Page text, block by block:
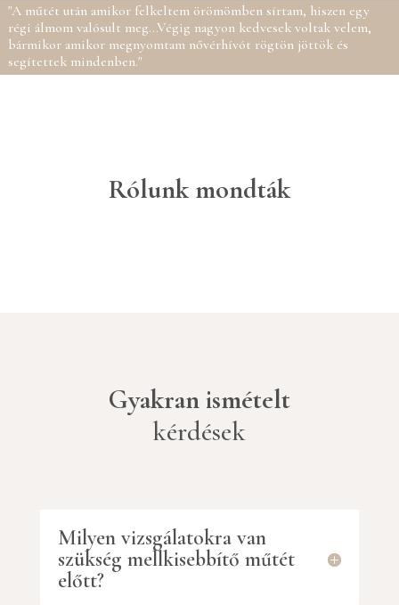
"A műtét után amikor felkeltem örömömben sírtam, hiszen egy
régi álmom valósult meg...Végig nagyon kedvesek voltak velem,
bármikor amikor megnyomtam nővérhívót rögtön jöttök és
segítettek mindenben."
Rólunk mondták
Gyakran ismételt
kérdések
Milyen vizsgálatokra van
szükség mellkisebbítő műtét
előtt?